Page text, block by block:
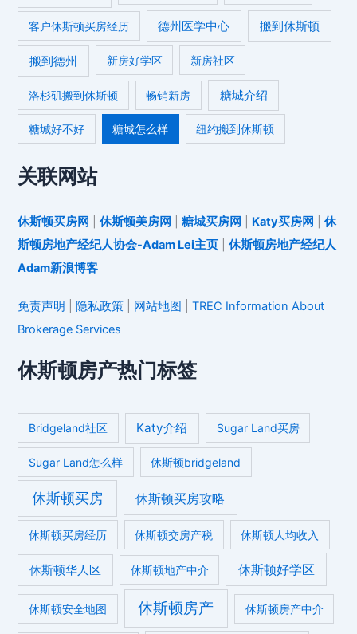
客户休斯顿买房经历 德州医学中心 搬到休斯顿
搬到德州 新房好学区 新房社区
洛杉矶搬到休斯顿 畅销新房 糖城介绍
糖城好不好 糖城怎么样 纽约搬到休斯顿
关联网站
休斯顿买房网 |休斯顿美房网 |糖城买房网 Katy买房网 |休
斯顿房地产经纪人协会-Adam Lei主页 |休斯顿房地产经纪人
Adam新浪博客
免责声明 隐私政策 网站地图 |TREC Information About
Brokerage Services
休斯顿房产热门标签
Bridgeland社区 Katy介绍 Sugar Land买房
Sugar Land怎么样 休斯顿bridgeland
休斯顿买房 休斯顿买房攻略
休斯顿买房经历 休斯顿交房产税 休斯顿人均收入
休斯顿华人区 休斯顿地产中介 休斯顿好学区
休斯顿安全地图 休斯顿房产 休斯顿房产中介